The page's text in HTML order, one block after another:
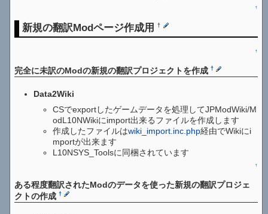
↑
新規の翻訳Modページ作成用†
↑
完全に未訳のModの新規の翻訳プロジェクトを作成†
Data2Wiki
CSでexportしたゲームデータを処理してJPModWiki/M
odL10NWikiにimport出来るファイルを作成します
作成したファイルはwiki_import.inc.php経由でWikiにi
mportが出来ます
L10NSYS_Toolsに同梱されています
↑
ある程度翻訳されたModのデータを使った新規の翻訳プロジェ
クトの作成†